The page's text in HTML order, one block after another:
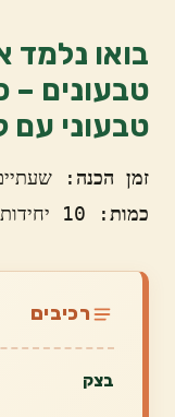
בואו נלמד
טבעונים –
טבעוני עם
זמן הכנה :
כמות: 10 יחידות גדולות
רכיבים
בצק